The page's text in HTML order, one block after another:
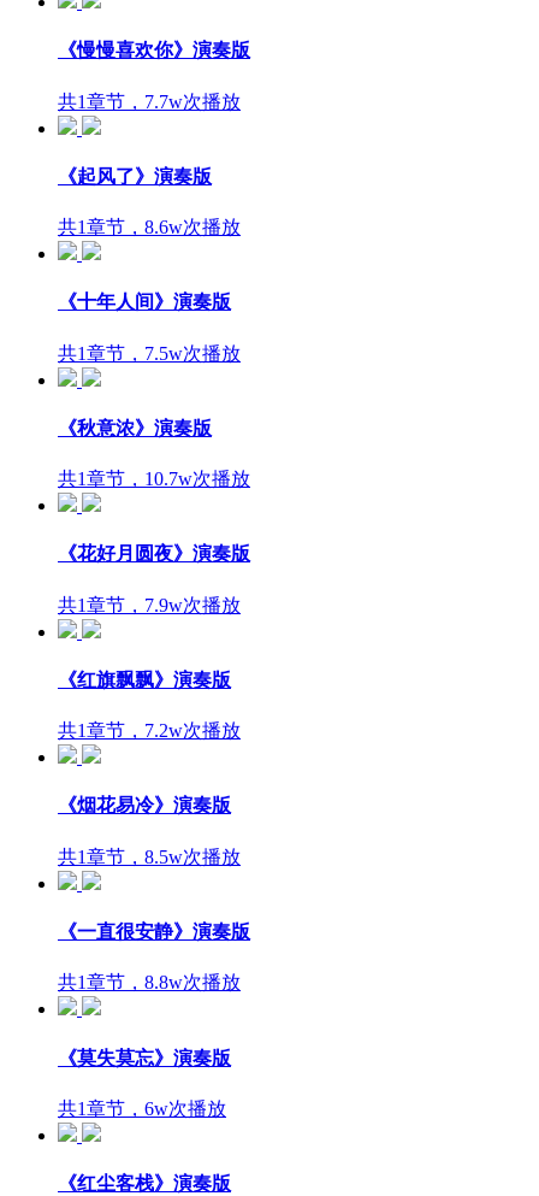
《慢慢喜欢你》演奏版
共1章节，7.7w次播放
《起风了》演奏版
共1章节，8.6w次播放
《十年人间》演奏版
共1章节，7.5w次播放
《秋意浓》演奏版
共1章节，10.7w次播放
《花好月圆夜》演奏版
共1章节，7.9w次播放
《红旗飘飘》演奏版
共1章节，7.2w次播放
《烟花易冷》演奏版
共1章节，8.5w次播放
《一直很安静》演奏版
共1章节，8.8w次播放
《莫失莫忘》演奏版
共1章节，6w次播放
《红尘客栈》演奏版